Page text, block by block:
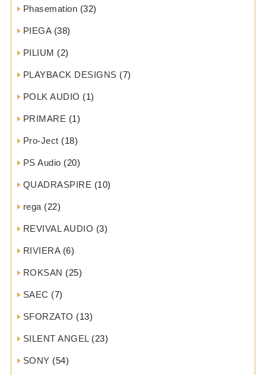
Phasemation (32)
PIEGA(38)
PILIUM (2)
PLAYBACK DESIGNS (7)
POLK AUDIO (1)
PRIMARE (1)
Pro-Ject (18)
PS Audio (20)
QUADRASPIRE (10)
rega (22)
REVIVAL AUDIO (3)
RIVIERA(6)
ROKSAN (25)
SAEC (7)
SFORZATO (13)
SILENT ANGEL(23)
SONY (54)